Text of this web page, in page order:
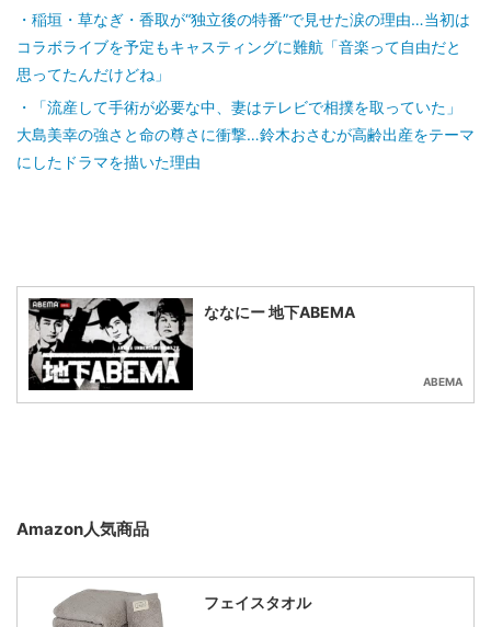
稲垣・草なぎ・香取が“独立後の特番”で見せた涙の理由…当初は
コラボライブを予定もキャスティングに難航「音楽って自由だと
思ってたんだけどね」
「流産して手術が必要な中、妻はテレビで相撲を取っていた」
大島美幸の強さと命の尊さに衝撃…鈴木おさむが高齢出産をテーマ
にしたドラマを描いた理由
ななにー 地下ABEMA
ABEMA
Amazon人気商品
フェイスタオル